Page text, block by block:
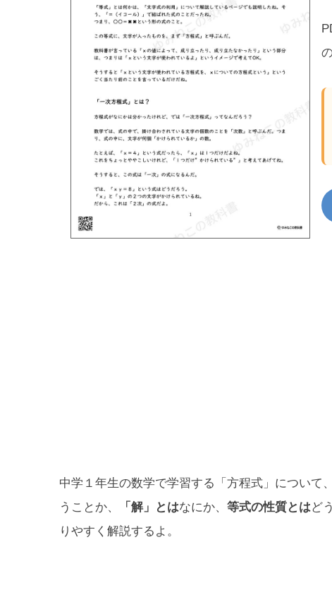
中学１年生の数学で学習する「方程式」について、
うことか、
「解」とはなにか、 等式の性質とはど
りやすく解説するよ。